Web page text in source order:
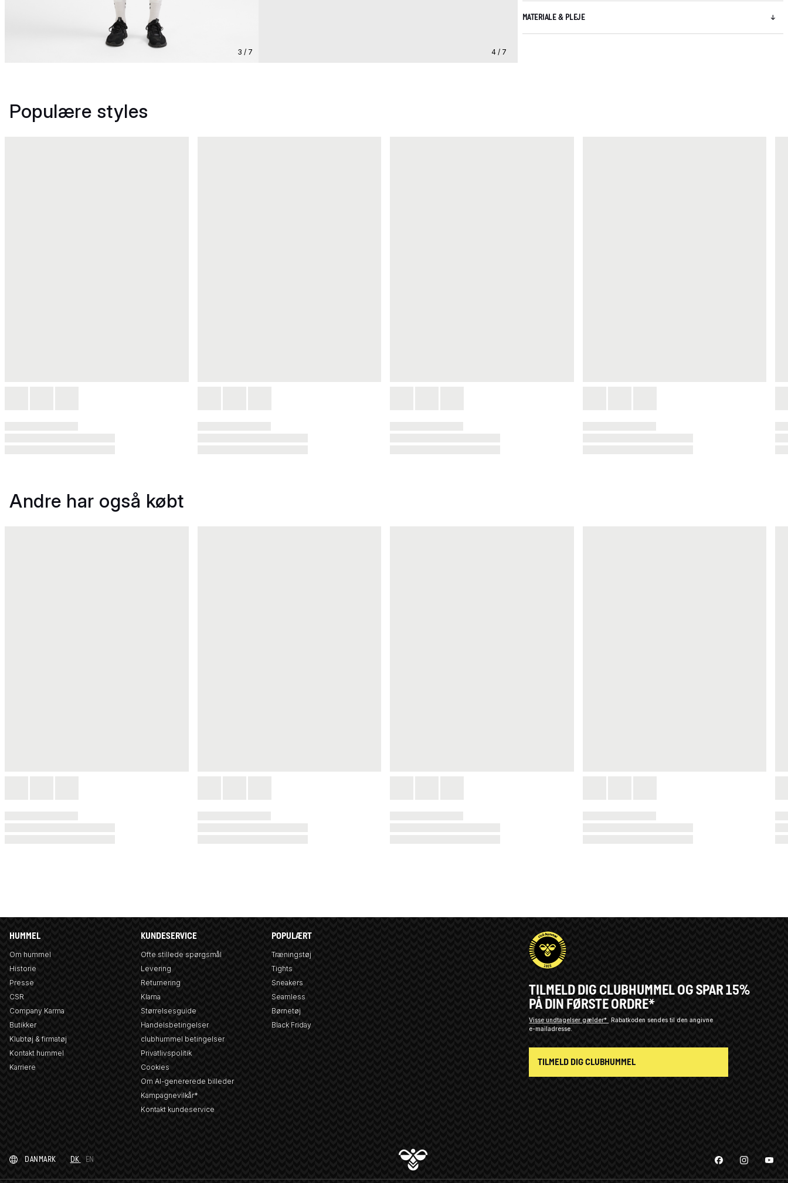
3 / 7 4 / 7
MATERIALE & PLEJE
Populære styles
Andre har også købt
HUMMEL
Om hummel
Historie
Presse
CSR
Company Karma
Butikker
Klubtøj & firmatøj
Kontakt hummel
Karriere
KUNDESERVICE
Ofte stillede spørgsmål
Levering
Returnering
Klarna
Størrelsesguide
Handelsbetingelser
clubhummel betingelser
Privatlivspolitik
Cookies
Om AI-genererede billeder
Kampagnevilkår*
Kontakt kundeservice
POPULÆRT
Træningstøj
Tights
Sneakers
Seamless
Børnetøj
Black Friday
TILMELD DIG CLUBHUMMEL OG SPAR 15%
PÅ DIN FØRSTE ORDRE*
Visse undtagelser gælder* Rabatkoden sendes til den angivne
e-mailadresse.
TILMELD DIG CLUBHUMMEL
DANMARK DK EN